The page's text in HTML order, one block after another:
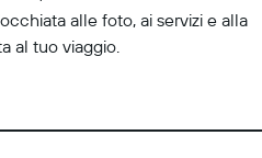
alle foto, ai servizi e alla
al tuo viaggio.